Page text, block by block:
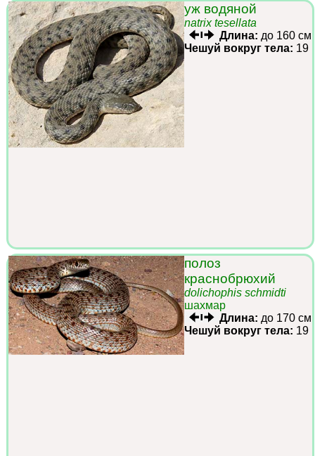
уж водяной
natrix tesellata
Длина: до 160 см
Чешуй вокруг тела: 19
полоз
краснобрюхий
dolichophis schmidti
шахмар
Длина: до 170 см
Чешуй вокруг тела: 19